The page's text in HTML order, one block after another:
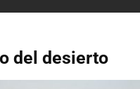
del desierto